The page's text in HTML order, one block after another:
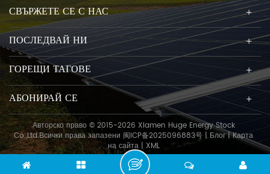
СВЪРЖЕТЕ СЕ С НАС
ПОСЛЕДВАЙ НИ
ГОРЕЩИ ТАГОВЕ
АБОНИРАЙ СЕ
Авторско право © 2015-2026 Xiamen Huge Energy Stock
Co.,Ltd.Всички права запазени 闽ICP备2025096883号 | Блог|Карта
на сайта| XML